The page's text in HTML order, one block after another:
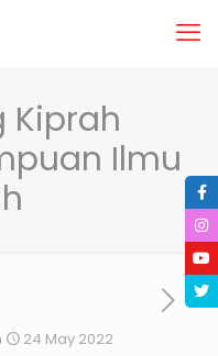
Kiprah
Ilmu
24 May 2022